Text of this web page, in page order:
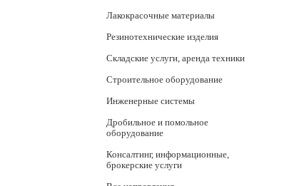
Лакокрасочные материалы
Резинотехнические изделия
Складские услуги, аренда техники
Строительное оборудование
Инженерные системы
Дробильное и помольное
оборудование
Консалтинг, информационные,
брокерские услуги